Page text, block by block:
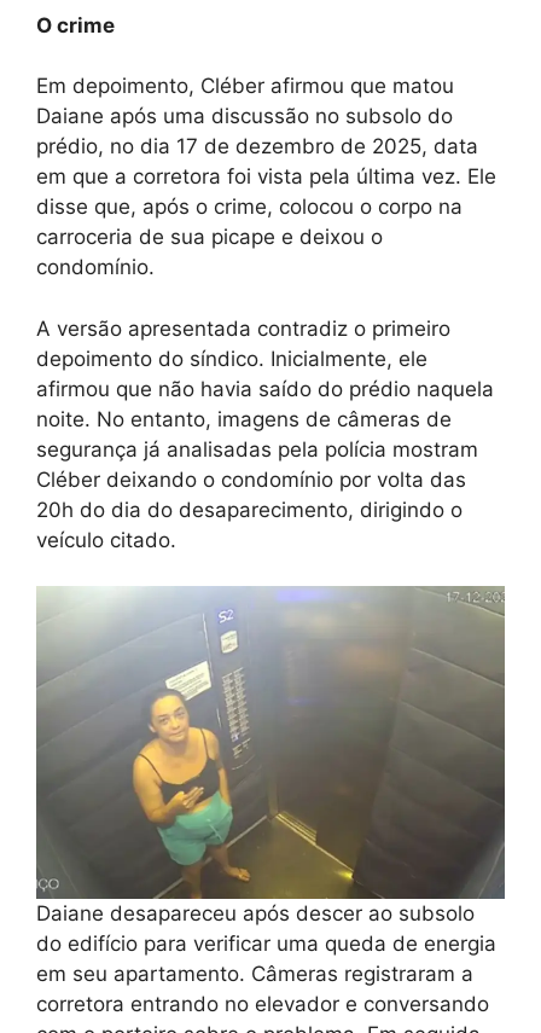
O crime
Em depoimento, Cléber afirmou que matou
Daiane após uma discussão no subsolo do
prédio, no dia 17 de dezembro de 2025, data
em que a corretora foi vista pela última vez. Ele
disse que, após o crime, colocou o corpo na
carroceria de sua picape e deixou o
condomínio.
A versão apresentada contradiz o primeiro
depoimento do síndico. Inicialmente, ele
afirmou que não havia saído do prédio naquela
noite. No entanto, imagens de câmeras de
segurança já analisadas pela polícia mostram
Cléber deixando o condomínio por volta das
20h do dia do desaparecimento, dirigindo o
veículo citado.
Daiane desapareceu após descer ao subsolo
do edifício para verificar uma queda de energia
em seu apartamento. Câmeras registraram a
corretora entrando no elevador e conversando